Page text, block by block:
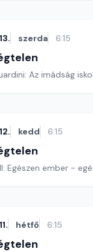
szerda 6:15
kedd 6:15
Egészen ember -
hétfő 6:15